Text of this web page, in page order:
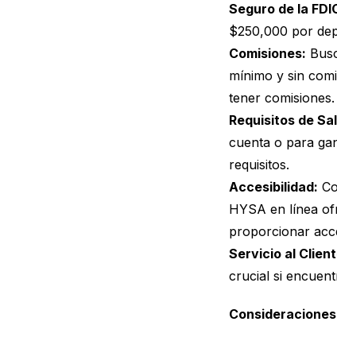
Seguro de la
$250,000 por
Comisiones:
mínimo y sin
tener comisiones.
Requisitos de
cuenta o para
requisitos.
Accesibilidad:
HYSA en línea
proporcionar
Servicio al
crucial si